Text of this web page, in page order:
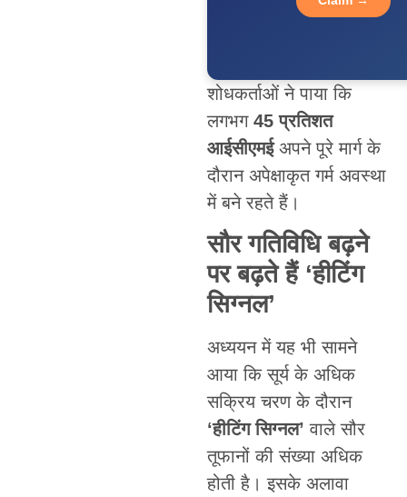
शोधकर्ताओं ने पाया कि
लगभग 45 प्रतिशत
आईसीएमईअपने पूरे मार्ग के
दौरान अपेक्षाकृत गर्म अवस्था
में बने रहते हैं।
सौर गतिविधि बढ़ने
पर बढ़ते हैं ‘हीटिंग
सिग्नल’
अध्ययन में यह भी सामने
आया कि सूर्य के अधिक
सक्रिय चरण के दौरान
‘हीटिंग सिग्नल’ वाले सौर
तूफानों की संख्या अधिक
होती है। इसके अलावा